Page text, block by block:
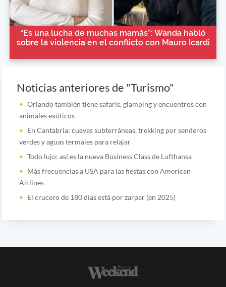
“Es una lucha de muchas mamás”: Wanda habló
sobre la violencia en el conflicto con Mauro Icardi
Noticias anteriores de "Turismo"
Orlando también tiene safaris, glamping y encuentros con
animales exóticos
En Cantabria: cuevas subterráneas, trekking por senderos
verdes y aguas termales para relajar
Todo lujo: así es la nueva Business Class de Lufthansa
Más frecuencias a USA para las fiestas con American
Airlines
El crucero de 180 días está por zarpar (en 2025)